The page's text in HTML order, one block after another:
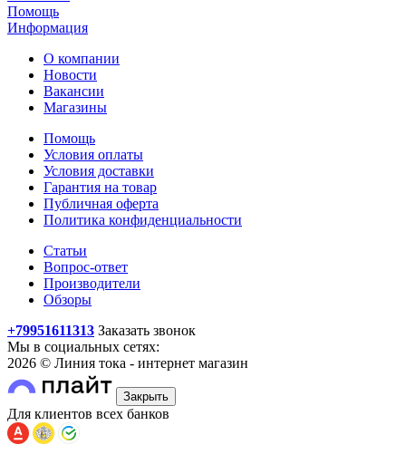
Помощь
Информация
О компании
Новости
Вакансии
Магазины
Помощь
Условия оплаты
Условия доставки
Гарантия на товар
Публичная оферта
Политика конфиденциальности
Статьи
Вопрос-ответ
Производители
Обзоры
+79951611313 Заказать звонок
Мы в социальных сетях:
2026 © Линия тока - интернет магазин
Закрыть
Для клиентов всех банков